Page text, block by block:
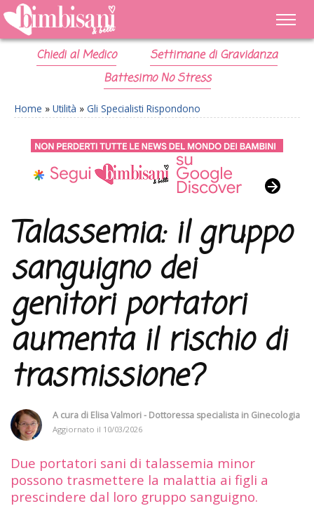
Chiedi al Medico
Settimane di Gravidanza
Battesimo No Stress
Home » Utilità » Gli Specialisti Rispondono
Talassemia: il gruppo
sanguigno dei
genitori portatori
aumenta il rischio di
trasmissione?
A cura di Elisa Valmori - Dottoressa specialista in Ginecologia
Aggiornato il 10/03/2026
Due portatori sani di talassemia minor
possono trasmettere la malattia ai figli a
prescindere dal loro gruppo sanguigno.